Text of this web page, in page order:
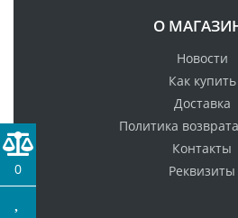
О
Новости
Как купить
Доставка
Политика
Контакты
Реквизиты
0